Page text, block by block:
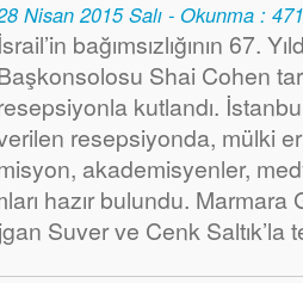
Nisan 2015 Salı - Okunma :
İsrail’in bağımsızlığının 67.
Shai Cohen
kutlandı.
resepsiyonda, mülki
akademisyenler,
hazır bulundu. Marmara
Suver ve Cenk Saltık’la